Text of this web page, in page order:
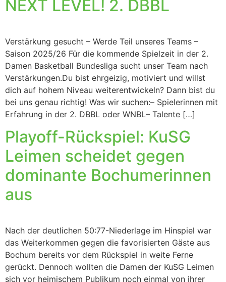
NEXT LEVEL! 2. DBBL
Verstärkung gesucht – Werde Teil unseres Teams –
Saison 2025/26 Für die kommende Spielzeit in der 2.
Damen Basketball Bundesliga sucht unser Team nach
Verstärkungen.Du bist ehrgeizig, motiviert und willst
dich auf hohem Niveau weiterentwickeln? Dann bist du
bei uns genau richtig! Was wir suchen:– Spielerinnen mit
Erfahrung in der 2. DBBL oder WNBL– Talente […]
Playoff-Rückspiel: KuSG
Leimen scheidet gegen
dominante Bochumerinnen
aus
Nach der deutlichen 50:77-Niederlage im Hinspiel war
das Weiterkommen gegen die favorisierten Gäste aus
Bochum bereits vor dem Rückspiel in weite Ferne
gerückt. Dennoch wollten die Damen der KuSG Leimen
sich vor heimischem Publikum noch einmal von ihrer